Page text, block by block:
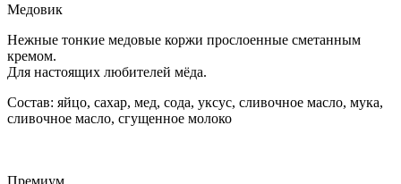
Медовик
Нежные тонкие медовые коржи прослоенные сметанным
кремом.
Для настоящих любителей мёда.
Состав: яйцо, сахар, мед, сода, уксус, сливочное масло, мука,
сливочное масло, сгущенное молоко
Премиум